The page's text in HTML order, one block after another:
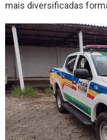
mais diversificadas